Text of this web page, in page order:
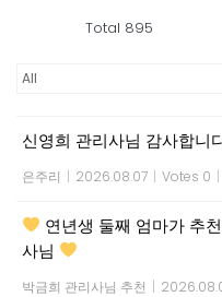
Total 895
신영희 관리사님 감사합니
은주리 | 2026.08.07 | Votes 0 |
연년생 둘째 엄마가 추
사님
박금희 관리사님 추천 |